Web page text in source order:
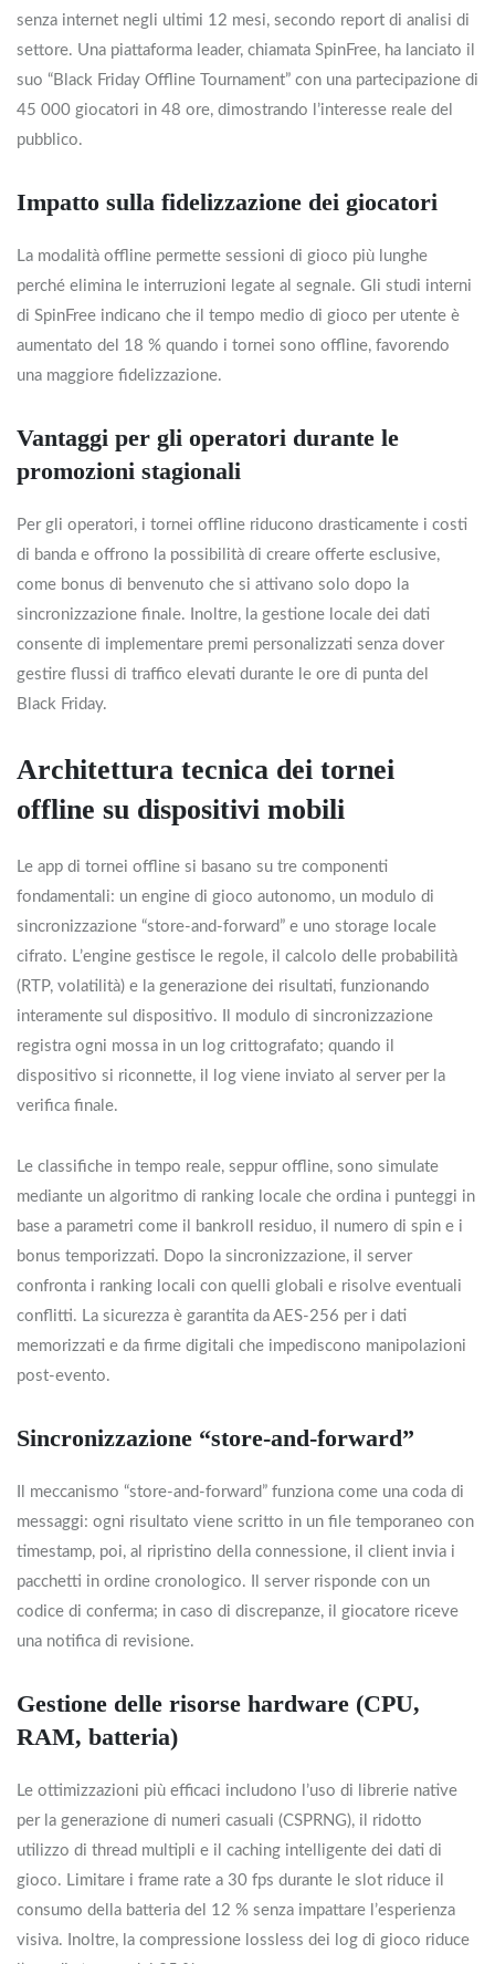
senza internet negli ultimi 12 mesi, secondo report di analisi di
settore. Una piattaforma leader, chiamata SpinFree, ha lanciato il
suo “Black Friday Offline Tournament” con una partecipazione di
45 000 giocatori in 48 ore, dimostrando l’interesse reale del
pubblico.
Impatto sulla fidelizzazione dei giocatori
La modalità offline permette sessioni di gioco più lunghe
perché elimina le interruzioni legate al segnale. Gli studi interni
di SpinFree indicano che il tempo medio di gioco per utente è
aumentato del 18 % quando i tornei sono offline, favorendo
una maggiore fidelizzazione.
Vantaggi per gli operatori durante le
promozioni stagionali
Per gli operatori, i tornei offline riducono drasticamente i costi
di banda e offrono la possibilità di creare offerte esclusive,
come bonus di benvenuto che si attivano solo dopo la
sincronizzazione finale. Inoltre, la gestione locale dei dati
consente di implementare premi personalizzati senza dover
gestire flussi di traffico elevati durante le ore di punta del
Black Friday.
Architettura tecnica dei tornei
offline su dispositivi mobili
Le app di tornei offline si basano su tre componenti
fondamentali: un engine di gioco autonomo, un modulo di
sincronizzazione “store‑and‑forward” e uno storage locale
cifrato. L’engine gestisce le regole, il calcolo delle probabilità
(RTP, volatilità) e la generazione dei risultati, funzionando
interamente sul dispositivo. Il modulo di sincronizzazione
registra ogni mossa in un log crittografato; quando il
dispositivo si riconnette, il log viene inviato al server per la
verifica finale.
Le classifiche in tempo reale, seppur offline, sono simulate
mediante un algoritmo di ranking locale che ordina i punteggi in
base a parametri come il bankroll residuo, il numero di spin e i
bonus temporizzati. Dopo la sincronizzazione, il server
confronta i ranking locali con quelli globali e risolve eventuali
conflitti. La sicurezza è garantita da AES‑256 per i dati
memorizzati e da firme digitali che impediscono manipolazioni
post‑evento.
Sincronizzazione “store‑and‑forward”
Il meccanismo “store‑and‑forward” funziona come una coda di
messaggi: ogni risultato viene scritto in un file temporaneo con
timestamp, poi, al ripristino della connessione, il client invia i
pacchetti in ordine cronologico. Il server risponde con un
codice di conferma; in caso di discrepanze, il giocatore riceve
una notifica di revisione.
Gestione delle risorse hardware (CPU,
RAM, batteria)
Le ottimizzazioni più efficaci includono l’uso di librerie native
per la generazione di numeri casuali (CSPRNG), il ridotto
utilizzo di thread multipli e il caching intelligente dei dati di
gioco. Limitare i frame rate a 30 fps durante le slot riduce il
consumo della batteria del 12 % senza impattare l’esperienza
visiva. Inoltre, la compressione lossless dei log di gioco riduce